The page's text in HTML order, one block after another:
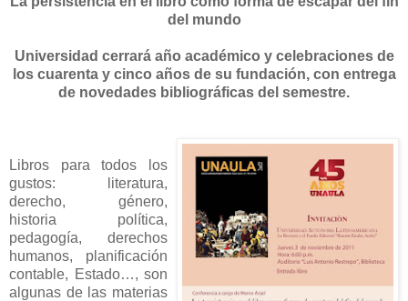
del mundo
Universidad cerrará año académico y celebraciones de
los cuarenta y cinco años de su fundación, con entrega
de novedades bibliográficas del semestre.
Libros para todos los
gustos: literatura,
derecho, género,
historia política,
pedagogía, derechos
humanos, planificación
contable, Estado…, son
algunas de las materias